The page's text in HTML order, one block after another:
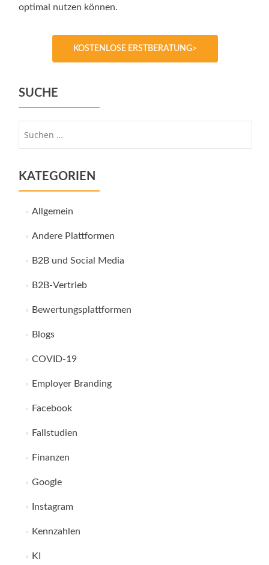
optimal nutzen können.
KOSTENLOSE ERSTBERATUNG>
SUCHE
KATEGORIEN
Allgemein
Andere Plattformen
B2B und Social Media
B2B-Vertrieb
Bewertungsplattformen
Blogs
COVID-19
Employer Branding
Facebook
Fallstudien
Finanzen
Google
Instagram
Kennzahlen
KI